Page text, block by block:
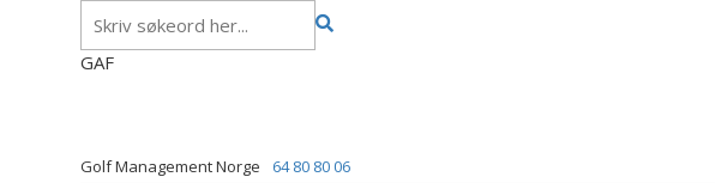
GAF
Golf Management Norge 64 80 80 06